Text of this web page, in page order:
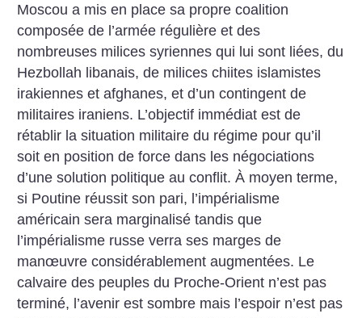
Moscou a mis en place sa propre coalition
composée de l’armée régulière et des
nombreuses milices syriennes qui lui sont liées, du
Hezbollah libanais, de milices chiites islamistes
irakiennes et afghanes, et d’un contingent de
militaires iraniens. L’objectif immédiat est de
rétablir la situation militaire du régime pour qu’il
soit en position de force dans les négociations
d’une solution politique au conflit. À moyen terme,
si Poutine réussit son pari, l’impérialisme
américain sera marginalisé tandis que
l’impérialisme russe verra ses marges de
manœuvre considérablement augmentées. Le
calvaire des peuples du Proche-Orient n’est pas
terminé, l’avenir est sombre mais l’espoir n’est pas